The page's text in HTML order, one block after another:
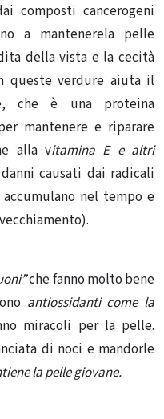
composti cancerogeni
a mantenerela pelle
della vista e la cecità
queste verdure aiuta il
che è una proteina
mantenere e riparare
alla vitamina E e altri
causati dai radicali
nel tempo e
che fanno molto bene
antiossidanti come la
miracoli per la pelle.
di noci e mandorle
la pelle giovane.